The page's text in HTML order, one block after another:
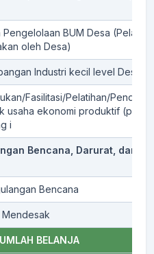
Pengelolaan BUM Desa
oleh Desa)
Industri kecil level Desa
Fasilitasi/Pelatihan/
usaha ekonomi produktif
i
Bencana, Darurat, dan
Bencana
Mendesak
BELANJA